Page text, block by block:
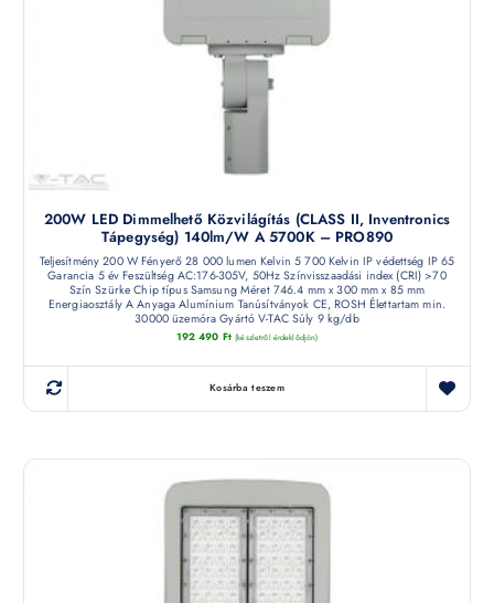
200W LED Dimmelhető Közvilágítás (CLASS II, Inventronics
Tápegység) 140lm/W A 5700K – PRO890
Teljesítmény 200 W Fényerő 28 000 lumen Kelvin 5 700 Kelvin IP védettség IP 65
Garancia 5 év Feszültség AC:176-305V, 50Hz Színvisszaadási index (CRI) >70
Szín Szürke Chip típus Samsung Méret 746.4 mm x 300 mm x 85 mm
Energiaosztály A Anyaga Alumínium Tanúsítványok CE, ROSH Élettartam min.
30000 üzemóra Gyártó V-TAC Súly 9 kg/db
192 490 Ft (készletről érdeklődjön)
Kosárba teszem